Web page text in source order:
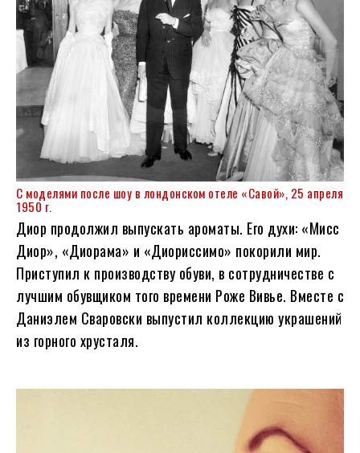
С моделями после шоу в лондонском отеле «Савой», 25 апреля
1950 г.
Диор продолжил выпускать ароматы. Его духи: «Мисс
Диор», «Диорама» и «Диориссимо» покорили мир.
Приступил к производству обуви, в сотрудничестве с
лучшим обувщиком того времени Роже Вивье. Вместе с
Даниэлем Сваровски выпустил коллекцию украшений
из горного хрусталя.